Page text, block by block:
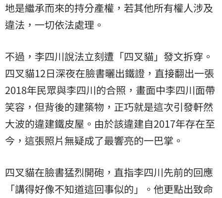
地是繼承而來的持分產權，若其他所有權人涉及
違法，一切依法處理。
不過，李四川說法立刻遭「四叉貓」發文拆穿。
四叉貓12日深夜在臉書曬出鐵證，直接翻出一張
2018年民眾與李四川的合照，畫面中李四川面帶
笑容，但背後的建築物，正巧就是這次引發軒然
大波的違建鐵皮屋。由於該違建自2017年存在至
今，這張照片無疑成了最響亮的一巴掌。
四叉貓在臉書猛烈開砲，直指李四川先前的回應
「講得好像不知道這回事似的」。他更點出致命